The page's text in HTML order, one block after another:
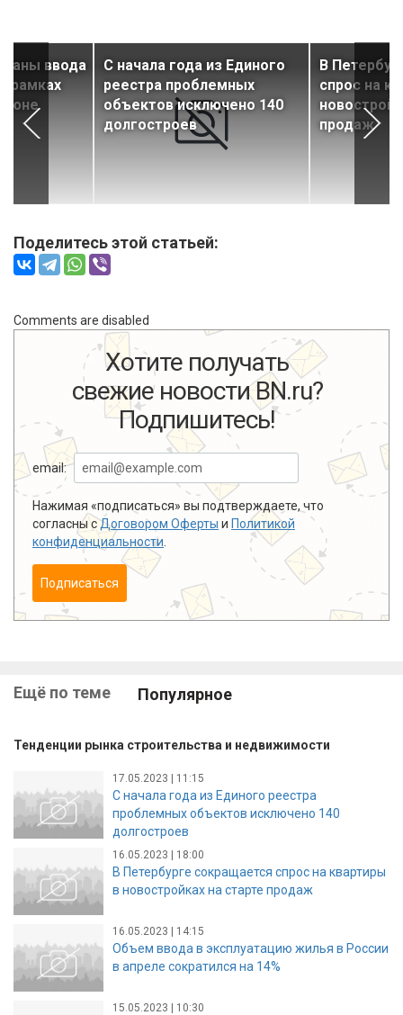
ввода
рамках
июне
С начала года из Единого
реестра проблемных
объектов исключено 140
долгостроев
В
спрос на
продаж
Поделитесь этой статьей:
Comments are disabled
Хотите получать
свежие новости BN.ru?
Подпишитесь!
email:
Нажимая «подписаться» вы подтверждаете, что
согласны сДоговором Оферты и Политикой
конфиденциальности
Подписаться
Ещё по теме Популярное
Тенденции рынка строительства и недвижимости
17.05.2023 | 11:15
С начала года из Единого реестра
проблемных объектов исключено 140
долгостроев
16.05.2023 | 18:00
В Петербурге сокращается спрос на квартиры
в новостройках на старте продаж
16.05.2023 | 14:15
Объем ввода в эксплуатацию жилья в России
в апреле сократился на 14%
15.05.2023 | 10:30